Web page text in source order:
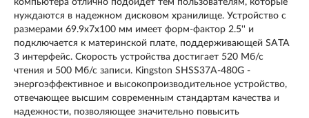
компьютера отлично подойдет тем пользователям, которые
нуждаются в надежном дисковом хранилище. Устройство с
размерами 69.9x7x100 мм имеет форм-фактор 2.5'' и
подключается к материнской плате, поддерживающей SATA
3 интерфейс. Скорость устройства достигает 520 Мб/с
чтения и 500 Мб/с записи. Kingston SHSS37A-480G -
энергоэффективное и высокопроизводительное устройство,
отвечающее высшим современным стандартам качества и
надежности, позволяющее значительно повысить